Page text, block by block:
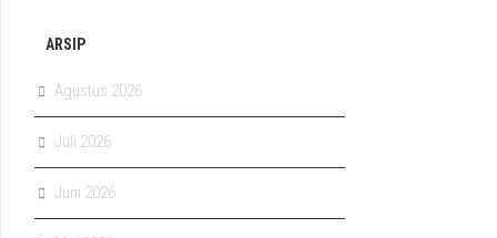
ARSIP
Agustus 2026
Juli 2026
Juni 2026